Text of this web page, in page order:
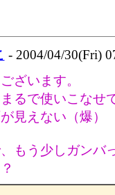
- 2004/04/30(Fri)
ざいます。
るで使いこなせ
見えない（爆）
もう少しガンバ